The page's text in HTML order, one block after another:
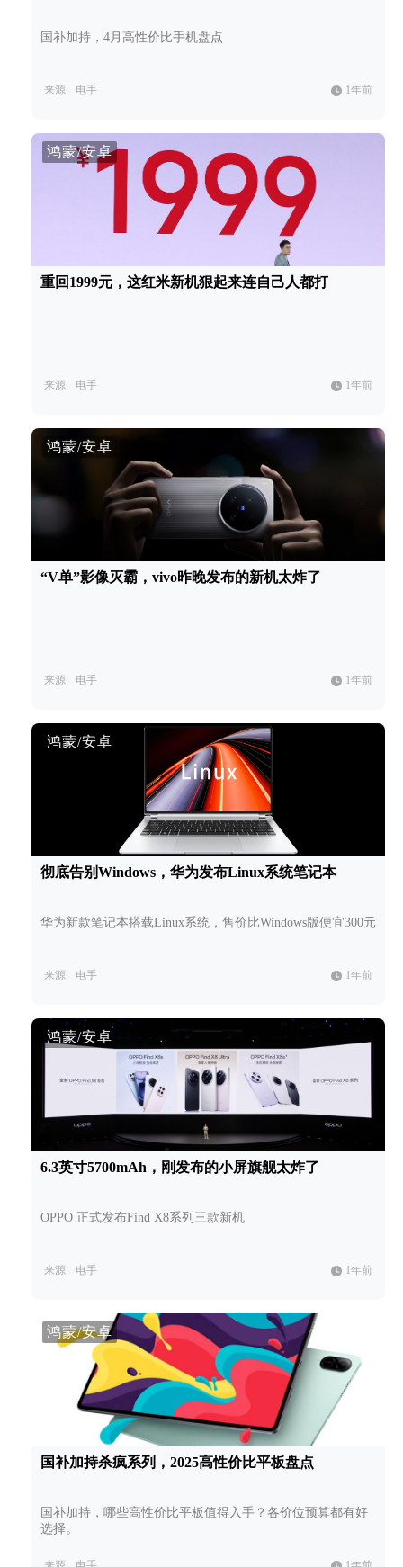
国补加持，4月高性价比手机盘点
来源: 电手 1年前
鸿蒙/安卓
重回1999元，这红米新机狠起来连自己人都打
来源: 电手 1年前
鸿蒙/安卓
“V单”影像灭霸，vivo昨晚发布的新机太炸了
来源: 电手 1年前
鸿蒙/安卓
彻底告别Windows，华为发布Linux系统笔记本
华为新款笔记本搭载Linux系统，售价比Windows版便宜300元
来源: 电手 1年前
鸿蒙/安卓
6.3英寸5700mAh，刚发布的小屏旗舰太炸了
OPPO 正式发布Find X8系列三款新机
来源: 电手 1年前
鸿蒙/安卓
国补加持杀疯系列，2025高性价比平板盘点
国补加持，哪些高性价比平板值得入手？各价位预算都有好
选择。